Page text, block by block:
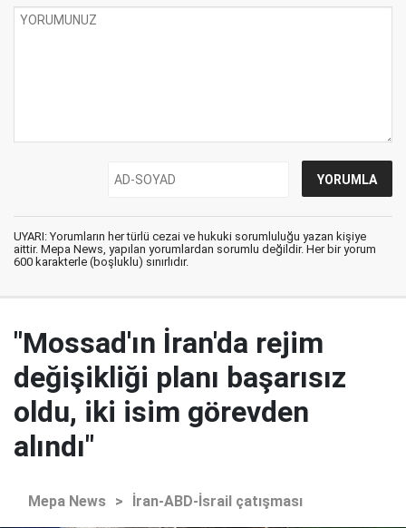
UYARI: Yorumların her türlü cezai ve hukuki sorumluluğu yazan kişiye
aittir. Mepa News, yapılan yorumlardan sorumlu değildir. Her bir yorum
600 karakterle (boşluklu) sınırlıdır.
"Mossad'ın İran'da rejim
değişikliği planı başarısız
oldu, iki isim görevden
alındı"
Mepa News > İran-ABD-İsrail çatışması